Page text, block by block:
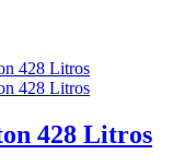
428 Litros